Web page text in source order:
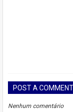
POST A COMMENT
Nenhum comentário